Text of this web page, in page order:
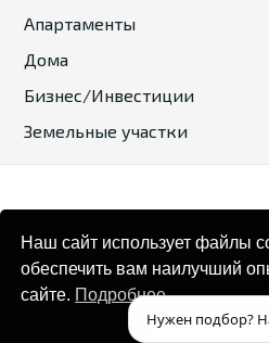
Апартаменты
Дома
Бизнес/Инвестиции
Земельные участки
© 2025. Bulgaria Tours by
Карта сайта Политика
Нужен подбор?
Наш сайт использует файлы
обеспечить вам наилучший
сайте. Подробнее